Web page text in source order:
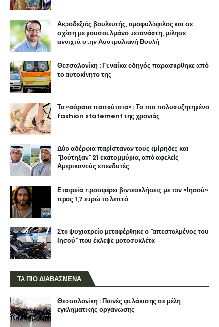
Ακροδεξιός βουλευτής, ομοφυλόφιλος και σε
σχέση με μουσουλμάνο μετανάστη, μίλησε
ανοιχτά στην Αυστραλιανή Βουλή
Θεσσαλονίκη : Γυναίκα οδηγός παρασύρθηκε από
το αυτοκίνητο της
Τα «αόρατα παπούτσια» : Το πιο πολυσυζητημένο
fashion statement της χρονιάς
Δύο αδέρφια παρίσταναν τους εμίρηδες και
"βούτηξαν" 21 εκατομμύρια, από αφελείς
Αμερικανούς επενδυτές
Εταιρεία προσφέρει βιντεοκλήσεις με τον «Ιησού»
προς 1,7 ευρώ το λεπτό
Στο ψυχιατρείο μεταφέρθηκε ο "απεσταλμένος του
Ιησού" που έκλεψε μοτοσυκλέτα
ΤΑ ΠΙΟ ΔΙΑΒΑΣΜΕΝΑ
Θεσσαλονίκη : Ποινές φυλάκισης σε μέλη
εγκληματικής οργάνωσης